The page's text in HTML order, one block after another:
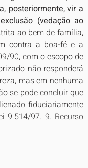
posteriormente, vir a
(vedação ao
ao bem de família,
contra a boa-fé e a
90, com o escopo de
não responderá
mas em nenhuma
se pode concluir que
fiduciariamente
9.514/97. 9. Recurso